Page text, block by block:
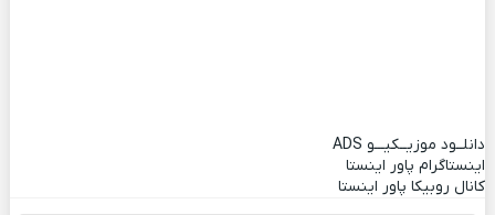
دانلــود موزیــکیـــو ADS
اینستاگرام پاور اینستا
کانال روبیکا پاور اینستا